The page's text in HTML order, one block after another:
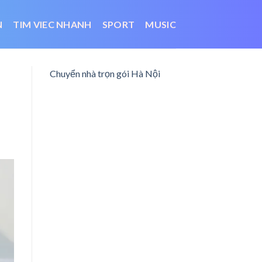
TIM VIEC NHANH SPORT MUSIC
Chuyển nhà trọn gói Hà Nội